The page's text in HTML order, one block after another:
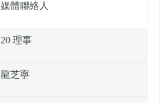
媒體聯絡人
20 理事
龍芝寧